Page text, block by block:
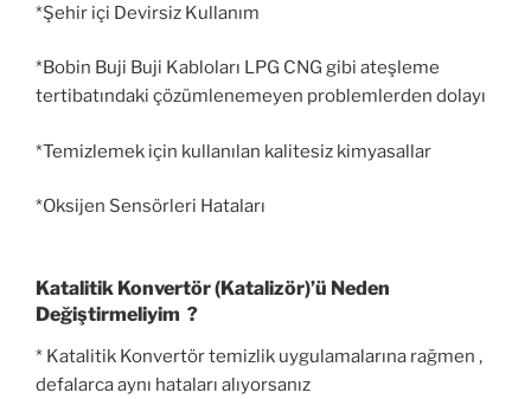
*Şehir içi Devirsiz Kullanım
*Bobin Buji Buji Kabloları LPG CNG gibi ateşleme
tertibatındaki çözümlenemeyen problemlerden dolayı
*Temizlemek için kullanılan kalitesiz kimyasallar
*Oksijen Sensörleri Hataları
Katalitik Konvertör (Katalizör)’ü Neden
Değiştirmeliyim ?
* Katalitik Konvertör temizlik uygulamalarına rağmen ,
defalarca aynı hataları alıyorsanız